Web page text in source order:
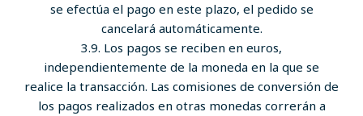
se efectúa el pago en este plazo, el pedido se
cancelará automáticamente.
3.9. Los pagos se reciben en euros,
independientemente de la moneda en la que se
realice la transacción. Las comisiones de conversión de
los pagos realizados en otras monedas correrán a